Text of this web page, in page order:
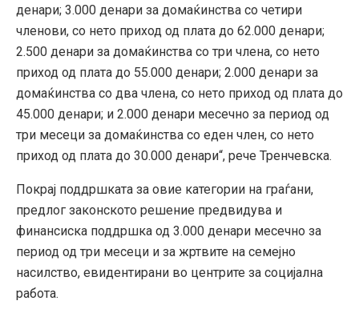
денари; 3.000 денари за домаќинства со четири
членови, со нето приход од плата до 62.000 денари;
2.500 денари за домаќинства со три члена, со нето
приход од плата до 55.000 денари; 2.000 денари за
домаќинства со два члена, со нето приход од плата до
45.000 денари; и 2.000 денари месечно за период од
три месеци за домаќинства со еден член, со нето
приход од плата до 30.000 денари“, рече Тренчевска.
Покрај поддршката за овие категории на граѓани,
предлог законското решение предвидува и
финансиска поддршка од 3.000 денари месечно за
период од три месеци и за жртвите на семејно
насилство, евидентирани во центрите за социјална
работа.